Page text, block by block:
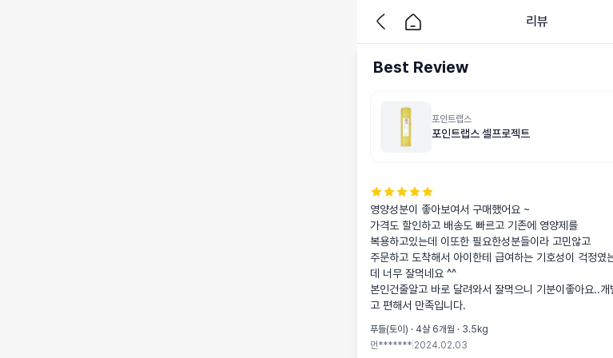
리뷰
Best Review
포인트랩스
포인트랩스 셀프로젝트
영양성분이 좋아보여서 구매했어요 ~
가격도 할인하고 배송도 빠르고 기존에 영양제를
복용하고있는데 이또한 필요한성분들이라 고민않고
주문하고 도착해서 아이한테 급여하는 기호성이 걱정였
데 너무 잘먹네요 ^^
본인건줄알고 바로 달려와서 잘먹으니 기분이좋아요..개
고 편해서 만족입니다.
푸들(토이) · 4살 6개월 · 3.5kg
먼******* 2024.02.03